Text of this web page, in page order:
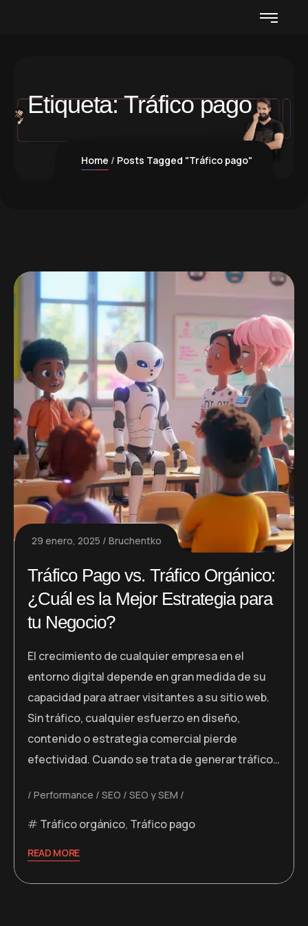
Etiqueta:Tráfico pago
Home Posts Tagged "Tráfico pago"
29 enero, 2025 Bruchentko
Tráfico Pago vs. Tráfico Orgánico:
¿Cuál es la Mejor Estrategia para
tu Negocio?
El crecimiento de cualquier empresa en el
entorno digital depende en gran medida de su
capacidad para atraer visitantes a su sitio web.
Sin tráfico, cualquier esfuerzo en diseño,
contenido o estrategia comercial pierde
efectividad. Cuando se trata de generar tráfico…
Performance SEO SEO y SEM
Tráfico orgánico, Tráfico pago
READ MORE